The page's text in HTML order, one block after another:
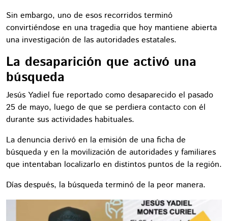
Sin embargo, uno de esos recorridos terminó
convirtiéndose en una tragedia que hoy mantiene abierta
una investigación de las autoridades estatales.
La desaparición que activó una
búsqueda
Jesús Yadiel fue reportado como desaparecido el pasado
25 de mayo, luego de que se perdiera contacto con él
durante sus actividades habituales.
La denuncia derivó en la emisión de una ficha de
búsqueda y en la movilización de autoridades y familiares
que intentaban localizarlo en distintos puntos de la región.
Días después, la búsqueda terminó de la peor manera.